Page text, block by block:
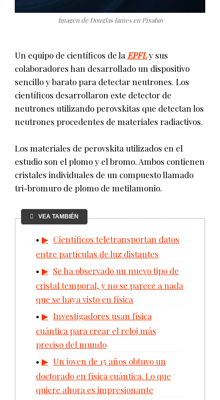
Imagen de Douglas James en Pixabay
Un equipo de científicos de la EPFLy sus
colaboradores han desarrollado un dispositivo
sencillo y barato para detectar neutrones. Los
científicos desarrollaron este detector de
neutrones utilizando perovskitas que detectan los
neutrones procedentes de materiales radiactivos.
Los materiales de perovskita utilizados en el
estudio son el plomo y el bromo. Ambos contienen
cristales individuales de un compuesto llamado
tri-bromuro de plomo de metilamonio.
VEA TAMBIÉN
Científicos teletransportan datos
entre partículas de luz distantes
Se ha observado un nuevo tipo de
cristal temporal, y no se parece a nada
que se haya visto en física
Investigadores usan física
cuántica para crear el reloj más
preciso del mundo
Un joven de 15 años obtuvo un
doctorado en física cuántica. Lo que
quiere ahora es impresionante